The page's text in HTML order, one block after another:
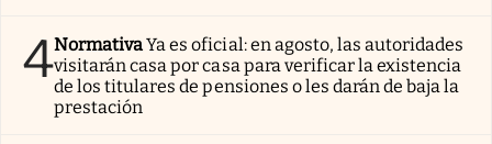
4NormativaYa es oficial: en agosto, las autoridades
visitarán casa por casa para verificar la existencia
de los titulares de pensiones o les darán de baja la
prestación